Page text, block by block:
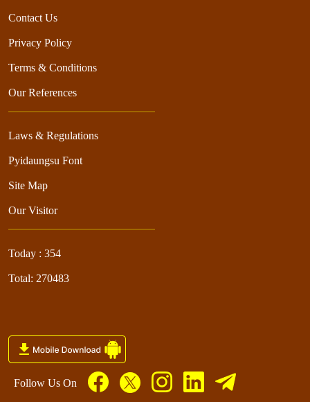
Contact Us
Privacy Policy
Terms & Conditions
Our References
Laws & Regulations
Pyidaungsu Font
Site Map
Our Visitor
Today : 354
Total: 270483
Follow Us On